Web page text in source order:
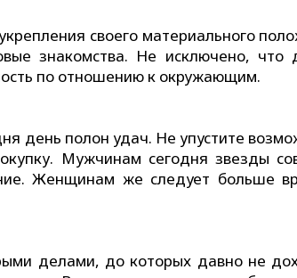
своего материального
знакомства. Не исключено, что
по отношению к окружающим.
день полон удач. Не упустите
Мужчинам сегодня звезды
Женщинам же следует больше
делами, до которых давно не